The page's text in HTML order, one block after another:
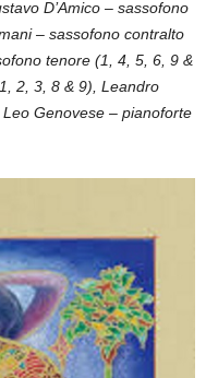
D’Amico – sassofono
– sassofono contralto
tenore (1, 4, 5, 6, 9 &
2, 3, 8 & 9), Leandro
Genovese – pianoforte